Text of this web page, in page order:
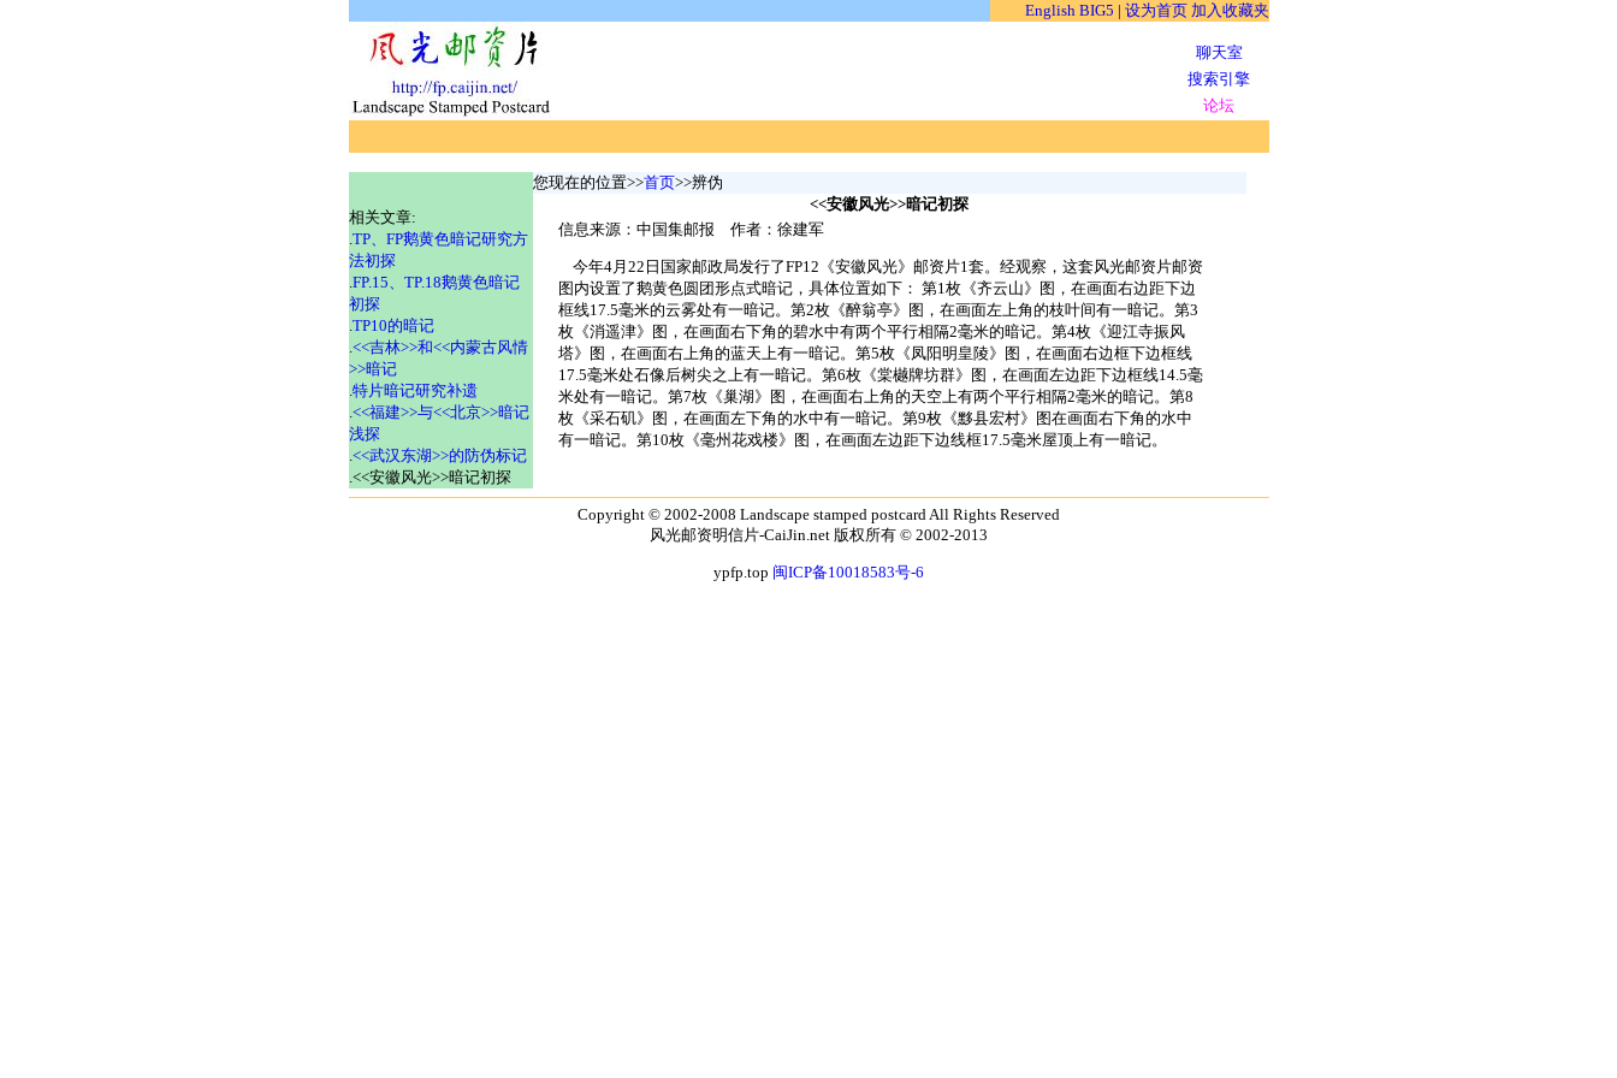
English BIG5 | 设为首页 加入收藏夹
聊天室
搜索引擎
论坛
相关文章:
.TP、FP鹅黄色暗记研究方
法初探
.FP.15、TP.18鹅黄色暗记
初探
.TP10的暗记
.<<吉林>>和<<内蒙古风情
>>暗记
.特片暗记研究补遗
.<<福建>>与<<北京>>暗记
浅探
.<<武汉东湖>>的防伪标记
.<<安徽风光>>暗记初探
您现在的位置>>首页>>辨伪
<<安徽风光>>暗记初探
信息来源：中国集邮报 作者：徐建军
今年4月22日国家邮政局发行了FP12《安徽风光》邮资片1套。经观察，这套风光邮资片邮资
图内设置了鹅黄色圆团形点式暗记，具体位置如下： 第1枚《齐云山》图，在画面右边距下边
框线17.5毫米的云雾处有一暗记。第2枚《醉翁亭》图，在画面左上角的枝叶间有一暗记。第3
枚《消遥津》图，在画面右下角的碧水中有两个平行相隔2毫米的暗记。第4枚《迎江寺振风
塔》图，在画面右上角的蓝天上有一暗记。第5枚《凤阳明皇陵》图，在画面右边框下边框线
17.5毫米处石像后树尖之上有一暗记。第6枚《棠樾牌坊群》图，在画面左边距下边框线14.5毫
米处有一暗记。第7枚《巢湖》图，在画面右上角的天空上有两个平行相隔2毫米的暗记。第8
枚《采石矶》图，在画面左下角的水中有一暗记。第9枚《黟县宏村》图在画面右下角的水中
有一暗记。第10枚《毫州花戏楼》图，在画面左边距下边线框17.5毫米屋顶上有一暗记。
Copyright © 2002-2008 Landscape stamped postcard All Rights Reserved
风光邮资明信片-CaiJin.net 版权所有 © 2002-2013
ypfp.top 闽ICP备10018583号-6